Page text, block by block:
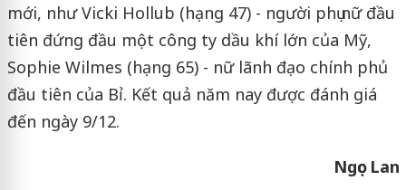
mới, như Vicki Hollub (hạng 47) - người phụ nữ đầu
tiên đứng đầu một công ty dầu khí lớn của Mỹ,
Sophie Wilmes (hạng 65) - nữ lãnh đạo chính phủ
đầu tiên của Bỉ. Kết quả năm nay được đánh giá
đến ngày 9/12.
Ngọc Lan